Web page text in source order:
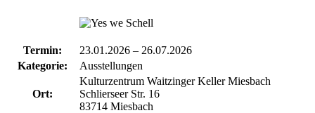
Termin: 23.01.2026 – 26.07.2026
Kategorie:
Ausstellungen
Ort:
Kulturzentrum Waitzinger Keller Miesbach
Schlierseer Str. 16
83714 Miesbach